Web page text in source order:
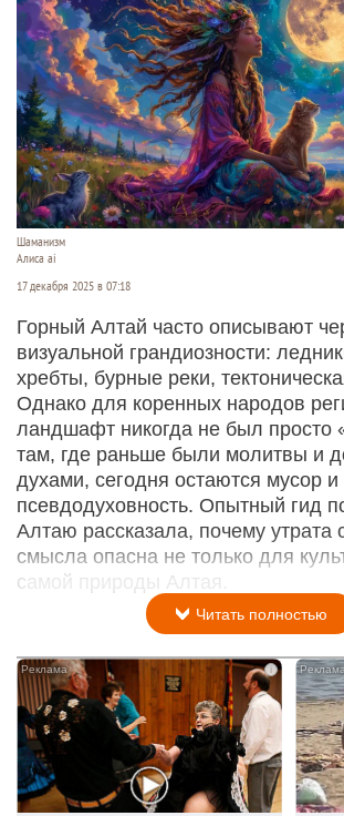
Шаманизм
Алиса ai
17 декабря 2025 в 07:18
Горный Алтай часто описывают
визуальной грандиозности:
хребты, бурные реки,
Однако для коренных народов
ландшафт никогда не был просто
там, где раньше были молитвы и
духами, сегодня остаются мусор
псевдодуховность. Опытный гид
Алтаю рассказала, почему утрата
смысла опасна не только для
самой природы Алтая.
Читать полностью